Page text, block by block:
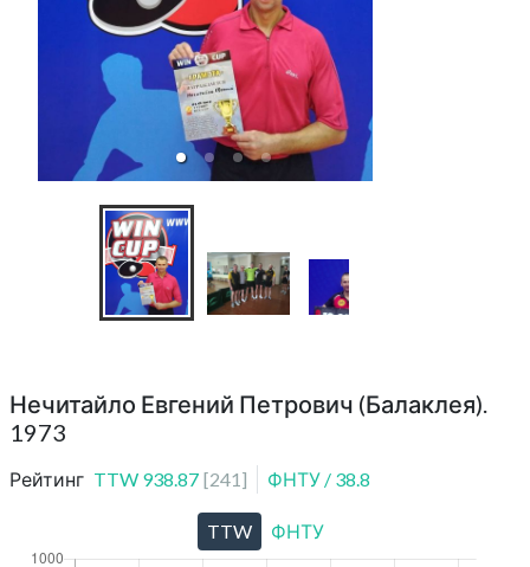
Нечитайло Евгений Петрович (Балаклея).
1973
Рейтинг TTW 938.87 [241 ] ФНТУ / 38.8
TTW ФНТУ